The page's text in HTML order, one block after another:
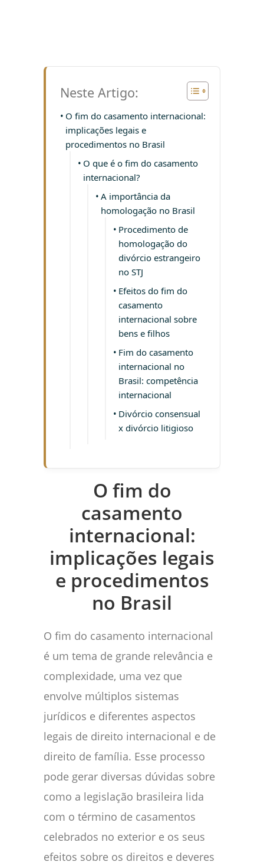
Neste Artigo:
O fim do casamento internacional:
implicações legais e
procedimentos no Brasil
O que é o fim do casamento
internacional?
A importância da
homologação no Brasil
Procedimento de
homologação do
divórcio estrangeiro
no STJ
Efeitos do fim do
casamento
internacional sobre
bens e filhos
Fim do casamento
internacional no
Brasil: competência
internacional
Divórcio consensual
x divórcio litigioso
O fim do
casamento
internacional:
implicações legais
e procedimentos
no Brasil
O fim do casamento internacional
é um tema de grande relevância e
complexidade, uma vez que
envolve múltiplos sistemas
jurídicos e diferentes aspectos
legais de direito internacional e de
direito de família. Esse processo
pode gerar diversas dúvidas sobre
como a legislação brasileira lida
com o término de casamentos
celebrados no exterior e os seus
efeitos sobre os direitos e deveres